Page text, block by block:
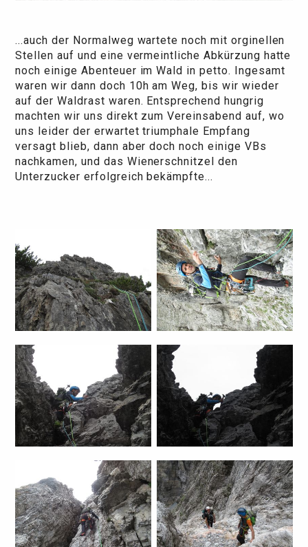
...auch der Normalweg wartete noch mit orginellen
Stellen auf und eine vermeintliche Abkürzung hatte
noch einige Abenteuer im Wald in petto. Ingesamt
waren wir dann doch 10h am Weg, bis wir wieder
auf der Waldrast waren. Entsprechend hungrig
machten wir uns direkt zum Vereinsabend auf, wo
uns leider der erwartet triumphale Empfang
versagt blieb, dann aber doch noch einige VBs
nachkamen, und das Wienerschnitzel den
Unterzucker erfolgreich bekämpfte...